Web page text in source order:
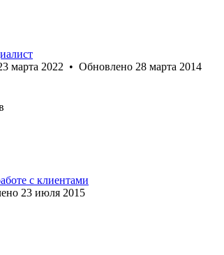
марта 2022 • Обновлено 28 марта 2014
с клиентами
23 июля 2015